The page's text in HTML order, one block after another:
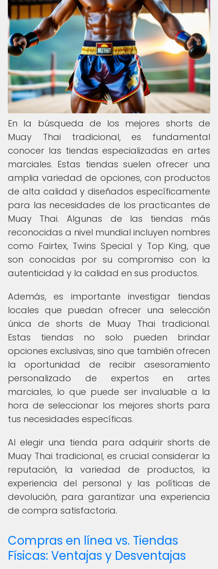
En la búsqueda de los mejores shorts de
Muay Thai tradicional, es fundamental
conocer las tiendas especializadas en artes
marciales. Estas tiendas suelen ofrecer una
amplia variedad de opciones, con productos
de alta calidad y diseñados específicamente
para las necesidades de los practicantes de
Muay Thai. Algunas de las tiendas más
reconocidas a nivel mundial incluyen nombres
como Fairtex, Twins Special y Top King, que
son conocidas por su compromiso con la
autenticidad y la calidad en sus productos.
Además, es importante investigar tiendas
locales que puedan ofrecer una selección
única de shorts de Muay Thai tradicional.
Estas tiendas no solo pueden brindar
opciones exclusivas, sino que también ofrecen
la oportunidad de recibir asesoramiento
personalizado de expertos en artes
marciales, lo que puede ser invaluable a la
hora de seleccionar los mejores shorts para
tus necesidades específicas.
Al elegir una tienda para adquirir shorts de
Muay Thai tradicional, es crucial considerar la
reputación, la variedad de productos, la
experiencia del personal y las políticas de
devolución, para garantizar una experiencia
de compra satisfactoria.
Compras en línea vs. Tiendas
Físicas: Ventajas y Desventajas